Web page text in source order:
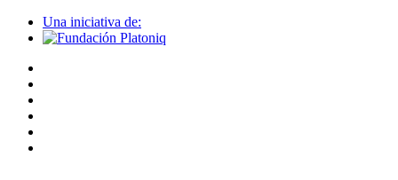
Una iniciativa de: